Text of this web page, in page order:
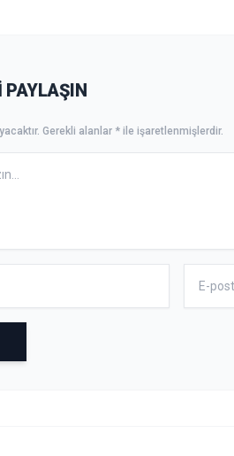
PAYLAŞIN
Gerekli alanlar * ile işaretlenmişlerdir.